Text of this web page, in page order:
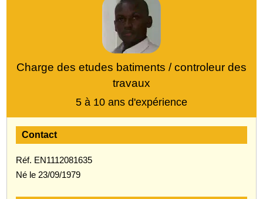
Charge des etudes batiments / controleur des
travaux
5 à 10 ans d'expérience
Contact
Réf. EN1112081635
Né le 23/09/1979